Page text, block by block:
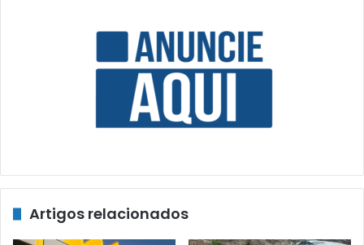
Artigos relacionados